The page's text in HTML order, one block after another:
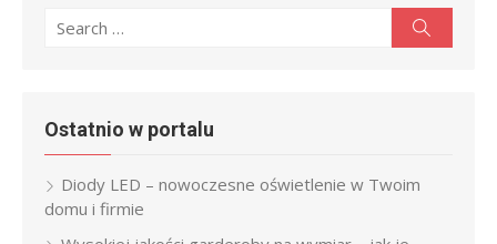
Search
Ostatnio w portalu
Diody LED – nowoczesne oświetlenie w Twoim
domu i firmie